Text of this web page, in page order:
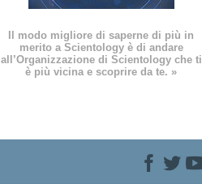
Il modo migliore di saperne di più in
merito a Scientology è di andare
all’Organizzazione di Scientology che ti
è più vicina e scoprire da te. »